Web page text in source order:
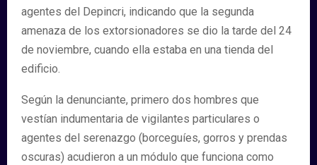
agentes del Depincri, indicando que la segunda
amenaza de los extorsionadores se dio la tarde del 24
de noviembre, cuando ella estaba en una tienda del
edificio.
Según la denunciante, primero dos hombres que
vestían indumentaria de vigilantes particulares o
agentes del serenazgo (borceguíes, gorros y prendas
oscuras) acudieron a un módulo que funciona como